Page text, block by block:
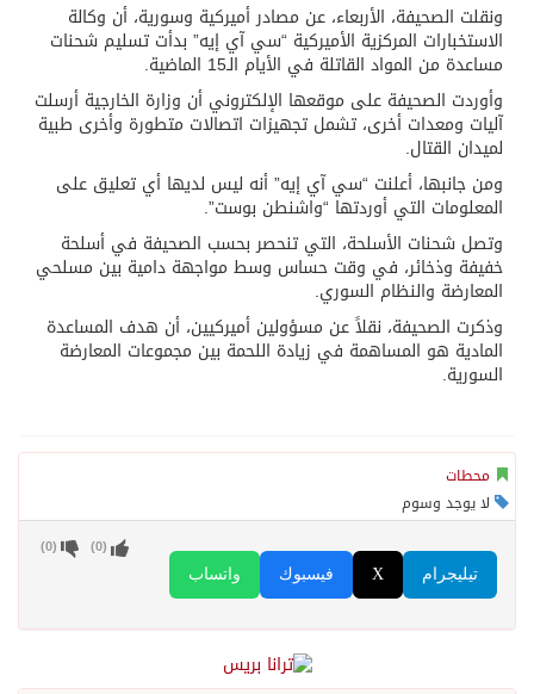
ونقلت الصحيفة، الأربعاء، عن مصادر أميركية وسورية، أن وكالة
الاستخبارات المركزية الأميركية “سي آي إيه” بدأت تسليم شحنات
مساعدة من المواد القاتلة في الأيام الـ15 الماضية.
وأوردت الصحيفة على موقعها الإلكتروني أن وزارة الخارجية أرسلت
آليات ومعدات أخرى، تشمل تجهيزات اتصالات متطورة وأخرى طبية
لميدان القتال.
ومن جانبها، أعلنت “سي آي إيه” أنه ليس لديها أي تعليق على
المعلومات التي أوردتها “واشنطن بوست”.
وتصل شحنات الأسلحة، التي تنحصر بحسب الصحيفة في أسلحة
خفيفة وذخائر، في وقت حساس وسط مواجهة دامية بين مسلحي
المعارضة والنظام السوري.
وذكرت الصحيفة، نقلاً عن مسؤولين أميركيين، أن هدف المساعدة
المادية هو المساهمة في زيادة اللحمة بين مجموعات المعارضة
السورية.
محطات
لا يوجد وسوم
واتساب فيسبوك X تيليجرام
(
0
) (
0
)